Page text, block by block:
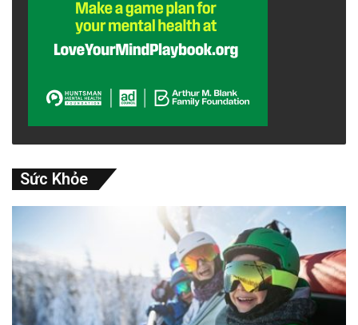
cho hòa bình, phát triển và an ninh quốc gia.
Nhưng người dân cũng cần một chính sách đối
ngoại minh bạch, có nguyên tắc, có chính
danh và lòng tự trọng của một nước. Khi chính
cho sự tồn tại của một nhóm quyền lực, thay
vì lợi ích dài hạn của đất nước và nhân dân, thì
“cây tre” ấy, dù có mềm đến đâu, rồi cũng sẽ
gãy đổ như chính chế độ đang lạm dụng nó.
*Bài viết không thể hiện quan điểm của RFA.
Sức Khỏe